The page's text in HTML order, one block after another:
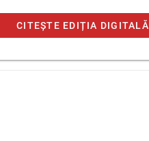
CITEȘTE EDIȚIA DIGITALĂ